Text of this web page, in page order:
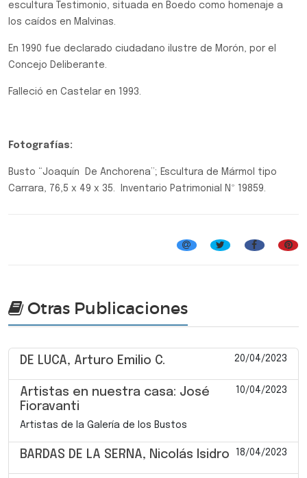
escultura Testimonio, situada en Boedo como homenaje a
los caídos en Malvinas.
En 1990 fue declarado ciudadano ilustre de Morón, por el
Concejo Deliberante.
Falleció en Castelar en 1993.
Fotografías:
Busto “Joaquín De Anchorena”; Escultura de Mármol tipo
Carrara, 76,5 x 49 x 35. Inventario Patrimonial Nº 19859.
Otras Publicaciones
DE LUCA, Arturo Emilio C. 20/04/2023
Artistas en nuestra casa: José
Fioravanti
10/04/2023
Artistas de la Galería de los Bustos
BARDAS DE LA SERNA, Nicolás Isidro 18/04/2023